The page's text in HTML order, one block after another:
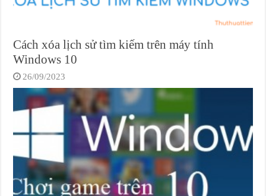
Cách xóa lịch sử tìm kiếm trên máy tính
Windows 10
26/09/2023